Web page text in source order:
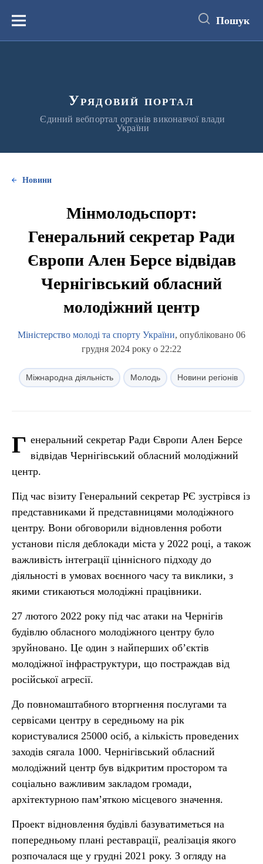
вмістуМеню Пошук
Урядовий портал
Єдиний вебпортал органів виконавчої влади
України
Новини
Мінмолодьспорт:
Генеральний секретар Ради
Європи Ален Берсе відвідав
Чернігівський обласний
молодіжний центр
Міністерство молоді та спорту України, опубліковано 06
грудня 2024 року о 22:22
Міжнародна діяльність Молодь Новини регіонів
Г енеральний секретар Ради Європи Ален Берсе
відвідав Чернігівський обласний молодіжний
центр.
Під час візиту Генеральний секретар РЄ зустрівся із
представниками й представницями молодіжного
центру. Вони обговорили відновлення роботи
установи після деблокади міста у 2022 році, а також
важливість інтеграції ціннісного підходу до
діяльності в умовах воєнного часу та виклики, з
якими стикаються молодіжні працівники.
27 лютого 2022 року під час атаки на Чернігів
будівлю обласного молодіжного центру було
зруйновано. Це один з найперших об’єктів
молодіжної інфраструктури, що постраждав від
російської агресії.
До повномаштабного вторгнення послугами та
сервісами центру в середньому на рік
користувалися 25000 осіб, а кількість проведених
заходів сягала 1000. Чернігівський обласний
молодіжний центр був відкритим простором та
соціально важливим закладом громади,
архітектурною пам’яткою місцевого значення.
Проект відновлення будівлі базуватиметься на
попередньому плані реставрації, реалізація якого
розпочалася ще у грудні 2021 року. З огляду на